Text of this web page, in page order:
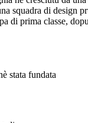
squadra di design
di prima classe,
stata fundata